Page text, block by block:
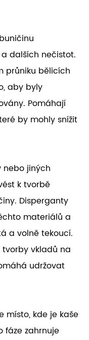
dalších nečistot.
průniku bělicích
aby byly
Pomáhají
by mohly snížit
nebo jiných
k tvorbě
Disperganty
materiálů a
a volně tekoucí.
tvorby vkladů na
udržovat
místo, kde je kaše
fáze zahrnuje